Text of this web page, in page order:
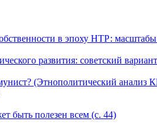
в эпоху НТР:
развития: советский
(Этнополитический анализ
быть полезен всем (с. 44)